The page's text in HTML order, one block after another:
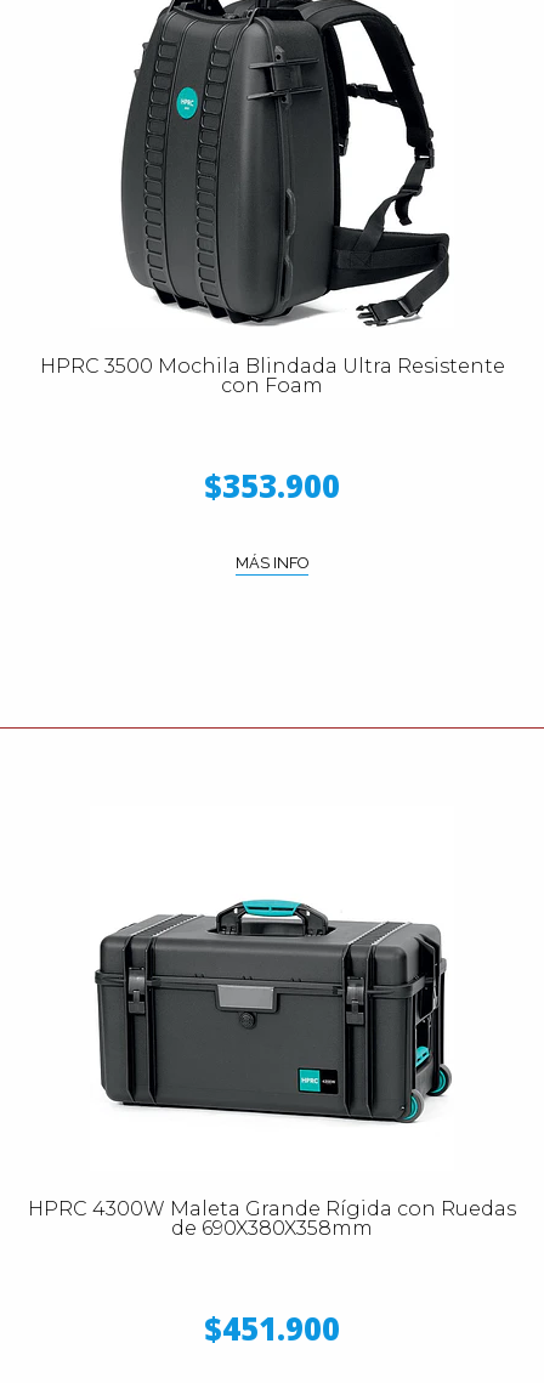
HPRC 3500 Mochila Blindada Ultra Resistente
con Foam
$353.900
MÁS INFO
HPRC 4300W Maleta Grande Rígida con Ruedas
de 690X380X358mm
$451.900